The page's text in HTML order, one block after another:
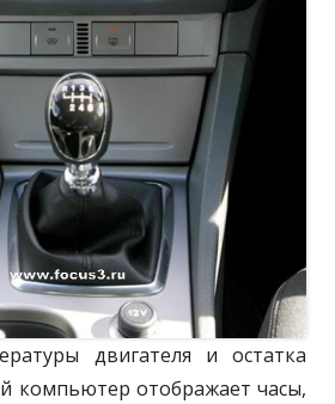
двигателя и остатка
компьютер отображает часы,